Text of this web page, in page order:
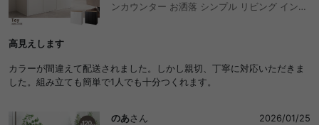
ンカウンター お洒落 シンプル リビング インテ
ター 一人暮らし 洗面所 台所 おしゃれ おすすめ
安い
高見えします
カラーが間違えて配送されました。しかし親切、丁寧に対応いただきま
した。組み立ても簡単で1人でも十分つくれます。
のあさん
2026/01/25